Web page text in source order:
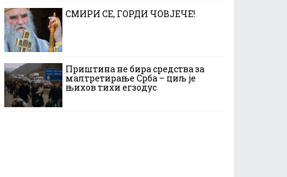
СМИРИ СЕ, ГОРДИ ЧОВЈЕЧЕ!
Приштина не бира средства за
малтретирање Срба – циљ је
њихов тихи егзодус